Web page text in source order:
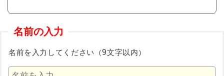
名前の入力
名前を入力してください（9文字以内）